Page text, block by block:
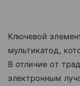
Ключевой
мультикатод,
В отличие от
электронным